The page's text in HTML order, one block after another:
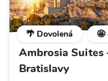
🌴 Dovolená 🤩
Ambrosia Suites
Bratislavy